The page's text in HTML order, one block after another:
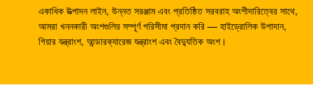
4255303 ছোট জলবাহী পিস্টন পাম্প এইচপিভি091DW EX100 এর
জন্য EX
একাধিক উত্পাদন লাইন, উন্নত সরঞ্জাম এবং প্রতিষ্ঠিত সরবরাহ অংশীদারিত্বের সাথে,
আমরা খননকারী অংশগুলির সম্পূর্ণ পরিসীমা প্রদান করি — হাইড্রোলিক উপাদান,
গিয়ার যন্ত্রাংশ, আন্ডারক্যারেজ যন্ত্রাংশ এবং বৈদ্যুতিক অংশ।